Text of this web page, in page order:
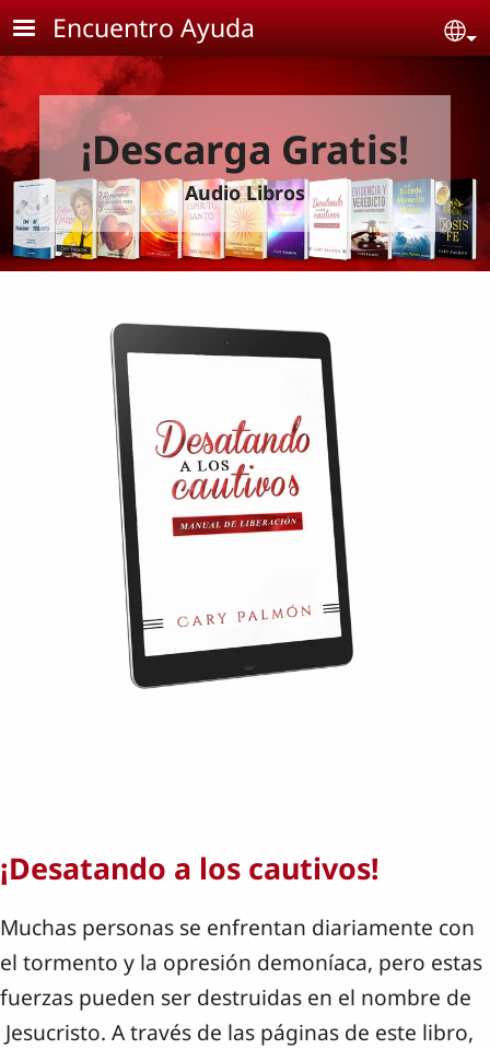
Skip to main content
Encuentro Ayuda
¡Descarga Gratis!
Audio Libros
¡Desatando a los cautivos!
Muchas personas se enfrentan diariamente con
el tormento y la opresión demoníaca, pero estas
fuerzas pueden ser destruidas en el nombre de
Jesucristo. A través de las páginas de este libro,